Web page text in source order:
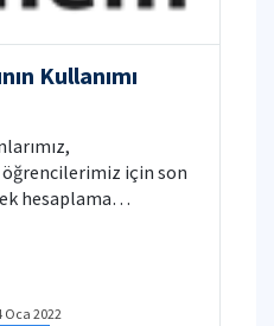
Kullanımı
öğrencilerimiz için son
hesaplama
Oca 2022